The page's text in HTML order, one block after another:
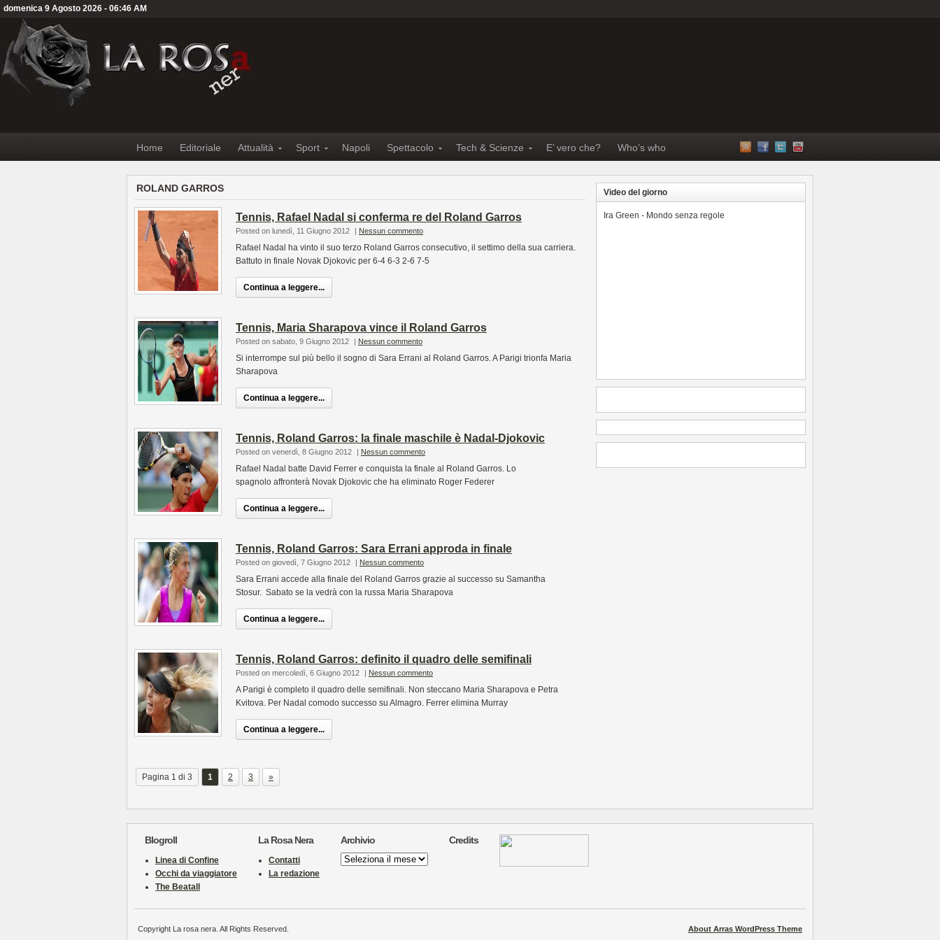
domenica 9 Agosto 2026 - 06:46 AM
Home Editoriale Attualità Sport Napoli Spettacolo Tech & Scienze E’ vero che? Who’s who
ROLAND GARROS
Tennis, Rafael Nadal si conferma re del Roland Garros
Posted on lunedì, 11 Giugno 2012 | Nessun commento
Rafael Nadal ha vinto il suo terzo Roland Garros consecutivo, il settimo della sua carriera.
Battuto in finale Novak Djokovic per 6-4 6-3 2-6 7-5
Continua a leggere...
Tennis, Maria Sharapova vince il Roland Garros
Posted on sabato, 9 Giugno 2012 | Nessun commento
Si interrompe sul più bello il sogno di Sara Errani al Roland Garros. A Parigi trionfa Maria
Sharapova
Continua a leggere...
Tennis, Roland Garros: la finale maschile è Nadal-Djokovic
Posted on venerdì, 8 Giugno 2012 | Nessun commento
Rafael Nadal batte David Ferrer e conquista la finale al Roland Garros. Lo
spagnolo affronterà Novak Djokovic che ha eliminato Roger Federer
Continua a leggere...
Tennis, Roland Garros: Sara Errani approda in finale
Posted on giovedì, 7 Giugno 2012 | Nessun commento
Sara Errani accede alla finale del Roland Garros grazie al successo su Samantha
Stosur. Sabato se la vedrà con la russa Maria Sharapova
Continua a leggere...
Tennis, Roland Garros: definito il quadro delle semifinali
Posted on mercoledì, 6 Giugno 2012 | Nessun commento
A Parigi è completo il quadro delle semifinali. Non steccano Maria Sharapova e Petra
Kvitova. Per Nadal comodo successo su Almagro. Ferrer elimina Murray
Continua a leggere...
Pagina 1 di 3 1 2 3 »
Video del giorno
Ira Green - Mondo senza regole
Blogroll
Linea di Confine
Occhi da viaggiatore
The Beatall
La Rosa Nera
Contatti
La redazione
Archivio
Archivio
Credits
About Arras WordPress Theme
Copyright La rosa nera. All Rights Reserved.